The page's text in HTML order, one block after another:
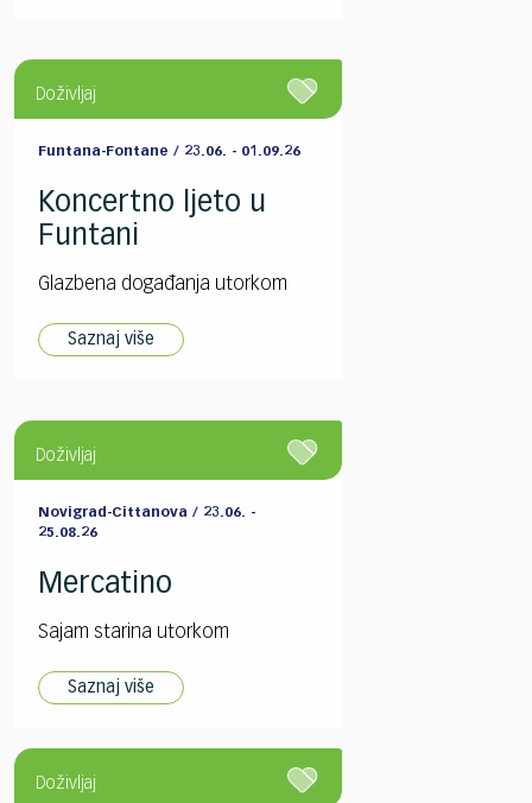
Doživljaj
Funtana-Fontane / 23.06. - 01.09.26
Koncertno ljeto u
Funtani
Glazbena događanja utorkom
Saznaj više
Doživljaj
Novigrad-Cittanova / 23.06. -
25.08.26
Mercatino
Sajam starina utorkom
Saznaj više
Doživljaj